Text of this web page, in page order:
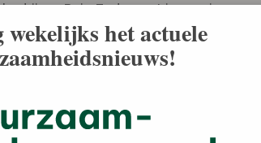
Bejo Zaden en Limagrain
in India, afleiden dat ze ook niet
overheid voor projecten in India,
Projecten (PESP),
Opkomende Markten (PSOM),
(EKV), of
wekelijks het actuele